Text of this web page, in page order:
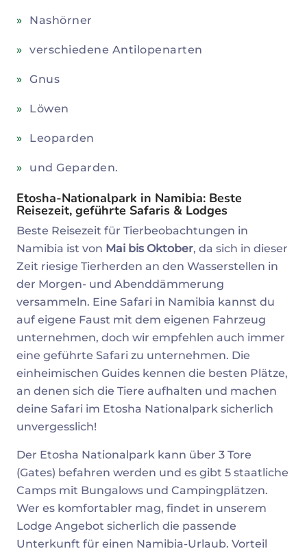
Nashörner
verschiedene Antilopenarten
Gnus
Löwen
Leoparden
und Geparden.
Etosha-Nationalpark in Namibia: Beste
Reisezeit, geführte Safaris & Lodges
Beste Reisezeit für Tierbeobachtungen in
Namibia ist von Mai bis Oktober, da sich in dieser
Zeit riesige Tierherden an den Wasserstellen in
der Morgen- und Abenddämmerung
versammeln. Eine Safari in Namibia kannst du
auf eigene Faust mit dem eigenen Fahrzeug
unternehmen, doch wir empfehlen auch immer
eine geführte Safari zu unternehmen. Die
einheimischen Guides kennen die besten Plätze,
an denen sich die Tiere aufhalten und machen
deine Safari im Etosha Nationalpark sicherlich
unvergesslich!
Der Etosha Nationalpark kann über 3 Tore
(Gates) befahren werden und es gibt 5 staatliche
Camps mit Bungalows und Campingplätzen.
Wer es komfortabler mag, findet in unserem
Lodge Angebot sicherlich die passende
Unterkunft für einen Namibia-Urlaub. Vorteil